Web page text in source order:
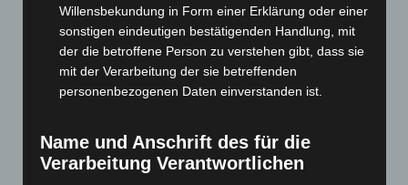
November 2023(130)
Oktober 2023(114)
September 2023(133)
August 2023(134)
Juni 2023(142)
Mai 2023 (139)
Willensbekundung in Form einer Erklärung oder einer
sonstigen eindeutigen bestätigenden Handlung, mit
der die betroffene Person zu verstehen gibt, dass sie
mit der Verarbeitung der sie betreffenden
personenbezogenen Daten einverstanden ist.
Name und Anschrift des für die
Verarbeitung Verantwortlichen